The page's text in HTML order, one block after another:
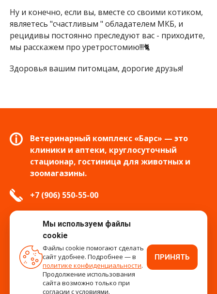
Ну и конечно, если вы, вместе со своими котиком,
являетесь "счастливым " обладателем МКБ, и
рецидивы постоянно преследуют вас - приходите,
мы расскажем про уретростомию!!!🐈
Здоровья вашим питомцам, дорогие друзья!
Ветеринарный комплекс «Барс» — это
клиники и аптеки, круглосуточный
стационар, гостиница для животных и
зоомагазины.
+7 (906) 550-55-00
info.tver@bars-vet.ru
время работы
Мы используем файлы
cookie
Файлы cookie помогают сделать
сайт удобнее. Подробнее — в
политике конфиденциальности.
Продолжение использования
сайта возможно только при
согласии с условиями.
ПРИНЯТЬ